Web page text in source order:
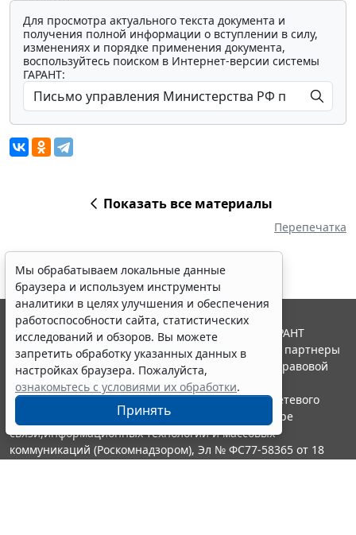
Для просмотра актуального текста документа и
получения полной информации о вступлении в силу,
изменениях и порядке применения документа,
воспользуйтесь поиском в Интернет-версии системы
ГАРАНТ:
Показать все материалы
Перепечатка
Мы обрабатываем локальные данные
браузера и используем инструменты
аналитики в целях улучшения и обеспечения
работоспособности сайта, статистических
исследований и обзоров. Вы можете
запретить обработку указанных данных в
настройках браузера. Пожалуйста,
ознакомьтесь с условиями их обработки.
Принять
© ООО "НПП "ГАРАНТ-СЕРВИС", 2026. Система ГАРАНТ
выпускается с 1990 года. Компания "Гарант" и ее партнеры
являются участниками Российской ассоциации правовой
информации ГАРАНТ.
Портал ГАРАНТ.РУ зарегистрирован в качестве сетевого
издания Федеральной службой по надзору в сфере
связи,информационных технологий и массовых
коммуникаций (Роскомнадзором), Эл № ФС77-58365 от 18